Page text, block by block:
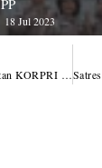
18 Jul 2023
Laga Persahabatan KORPRI Dambaan VS Adolina FC Perkuat Sinergi dan Sportivitas